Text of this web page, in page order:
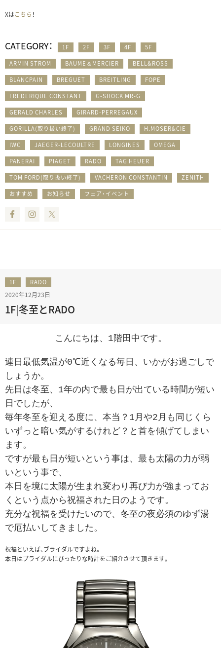
Xはこちら ！
CATEGORY： 1F 2F 3F 4F
5F
ARMIN STROM
BAUME＆MERCIER
BELL&ROSS
BLANCPAIN
BREGUET BREITLING
FOPE
FREDERIQUE CONSTANT
G-SHOCK MR-G
GERALD CHARLES
GIRARD-PERREGAUX
GORILLA(取り扱い終了)
GRAND SEIKO
H.MOSER&CIE
IWC
JAEGER-LECOULTRE LONGINES
OMEGA
PANERAI
PIAGET RADO
TAG HEUER
TOM FORD(取り扱い終了)
VACHERON CONSTANTIN
ZENITH
おすすめ
お知らせ フェア・イベント
FacebookInstagram
1F RADO
2020年12月23日
1F|冬至とRADO
こんにちは、1階田中です。
連日最低気温が0℃近くなる毎日、いかがお過ごしで
しょうか。
先日は冬至、1年の内で最も日が出ている時間が短い
日でしたが、
毎年冬至を迎える度に、本当？1月や2月も同じくら
いずっと暗い気がするけれど？と首を傾げてしまい
ます。
ですが最も日が短いという事は、最も太陽の力が弱
いという事で、
本日を境に太陽が生まれ変わり再び力が強まってお
くという点から祝福された日のようです。
充分な祝福を受けたいので、冬至の夜必須のゆず湯
で厄払いしてきました。
祝福といえば、ブライダルですよね。
本日はブライダルにぴったりな時計をご紹介させて頂きます。